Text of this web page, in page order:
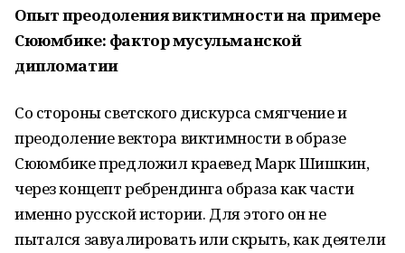
Опыт преодоления виктимности на примере
Сююмбике: фактор мусульманской
дипломатии
Со стороны светского дискурса смягчение и
преодоление вектора виктимности в образе
Сююмбике предложил краевед Марк Шишкин,
через концепт ребрендинга образа как части
именно русской истории. Для этого он не
пытался завуалировать или скрыть, как деятели